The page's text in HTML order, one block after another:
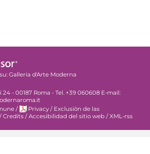
Galleria d'Arte Moderna
- 00187 Roma - Tel. +39 060608 E-mail:
/ Privacy / Exclusiòn de las
/ Credits / Accesibilidad del sitio web / XML-rss